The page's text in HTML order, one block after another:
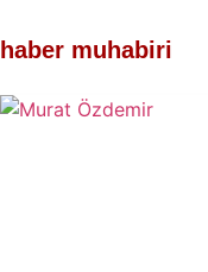
haber muhabiri